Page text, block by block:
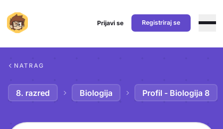
Prijavi se Registriraj se
NATRAG
8. razred Biologija Profil - Biologija 8